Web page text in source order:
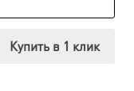
Купить в 1 клик